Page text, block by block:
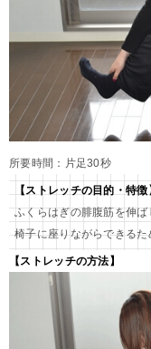
所要時間：片足30秒
【ストレッチの目的・特徴
ふくらはぎの腓腹筋を伸
椅子に座りながらできる
【ストレッチの方法】